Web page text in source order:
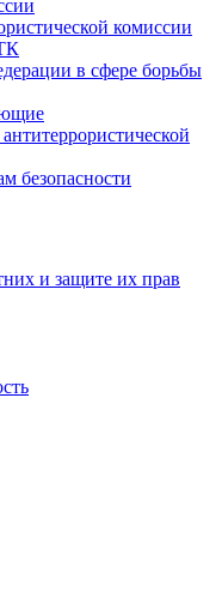
комиссии
в сфере борьбы
безопасности
и защите их прав